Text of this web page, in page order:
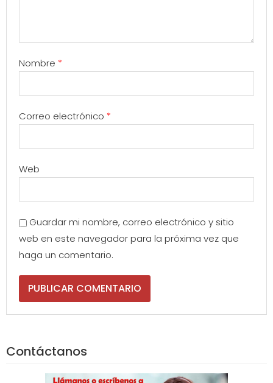
Nombre *
Correo electrónico *
Web
Guardar mi nombre, correo electrónico y sitio
web en este navegador para la próxima vez que
haga un comentario.
Contáctanos